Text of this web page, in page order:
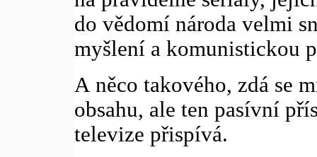
do vědomí národa velmi
myšlení a komunistickou
A něco takového, zdá se
obsahu, ale ten pasívní
televize přispívá.